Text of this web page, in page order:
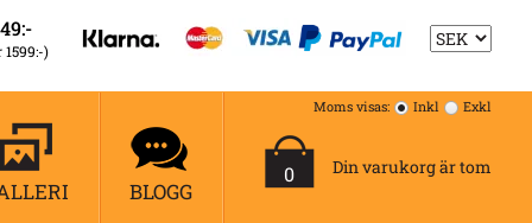
)
BLOGG
0 Din varukorg är tom
Moms visas: Inkl Exkl